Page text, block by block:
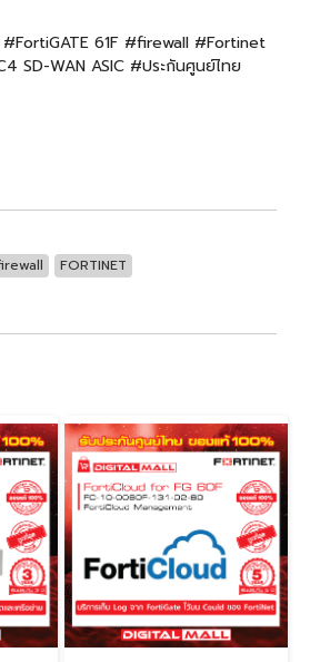
#FortiGATE 61F #firewall #Fortinet
SD-WAN ASIC #ประกันศูนย์ไทย
FORTINET